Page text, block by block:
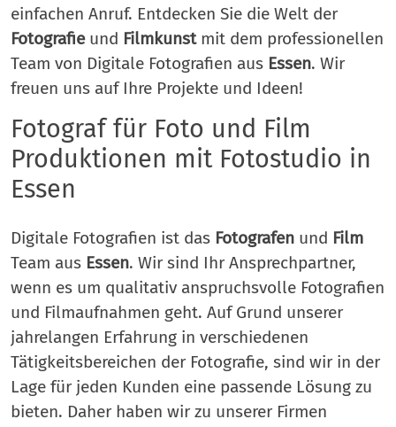
einfachen Anruf. Entdecken Sie die Welt der
Fotografieund Filmkunst mit dem professionellen
Team von Digitale Fotografien aus Essen. Wir
freuen uns auf Ihre Projekte und Ideen!
Fotograf für Foto und Film
Produktionen mit Fotostudio in
Essen
Digitale Fotografien ist das Fotografen und Film
Team aus Essen. Wir sind Ihr Ansprechpartner,
wenn es um qualitativ anspruchsvolle Fotografien
und Filmaufnahmen geht. Auf Grund unserer
jahrelangen Erfahrung in verschiedenen
Tätigkeitsbereichen der Fotografie, sind wir in der
Lage für jeden Kunden eine passende Lösung zu
bieten. Daher haben wir zu unserer Firmen